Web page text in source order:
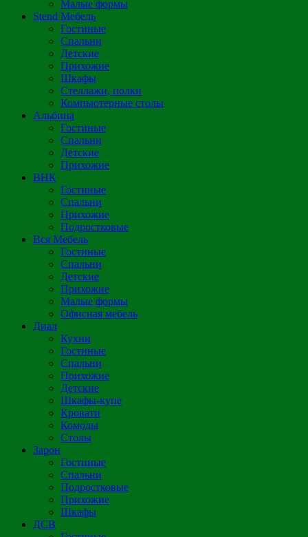
Малые формы
Stend Мебель
Гостиные
Спальни
Детские
Прихожие
Шкафы
Стеллажи, полки
Компьютерные столы
Альбина
Гостиные
Спальни
Детские
Прихожие
ВНК
Гостиные
Спальни
Прихожие
Подростковые
Вся Мебель
Гостиные
Спальни
Детские
Прихожие
Малые формы
Офисная мебель
Диал
Кухни
Гостиные
Спальни
Прихожие
Детские
Шкафы-купе
Кровати
Комоды
Столы
Зарон
Гостиные
Спальни
Подростковые
Прихожие
Шкафы
ДСВ